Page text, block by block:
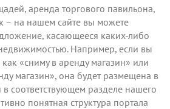
аренда торгового павильона,
– на нашем сайте вы можете
, касающееся каких-либо
Например, если вы
как «сниму в аренду магазин» или
магазин», она будет размещена в
соответствующем разделе нашего
понятная структура портала